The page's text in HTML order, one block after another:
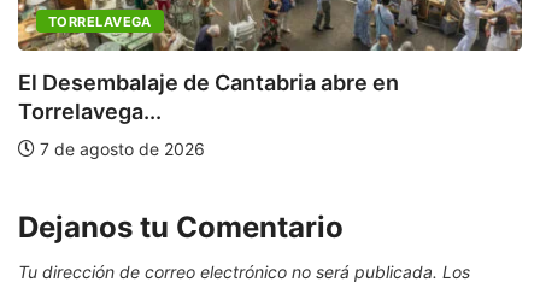
TORRELAVEGA
El Desembalaje de Cantabria abre en
Torrelavega...
7 de agosto de 2026
Dejanos tu Comentario
Tu dirección de correo electrónico no será publicada. Los